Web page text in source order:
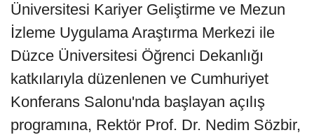
Üniversitesi Kariyer Geliştirme ve Mezun
İzleme Uygulama Araştırma Merkezi ile
Düzce Üniversitesi Öğrenci Dekanlığı
katkılarıyla düzenlenen ve Cumhuriyet
Konferans Salonu'nda başlayan açılış
programına, Rektör Prof. Dr. Nedim Sözbir,